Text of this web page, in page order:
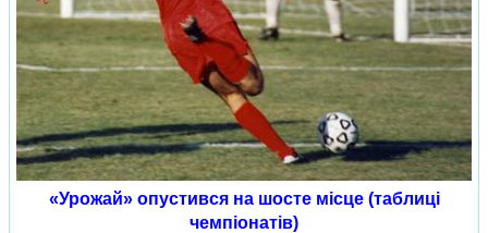
«Урожай» опустився на шосте місце (таблиці
чемпіонатів)